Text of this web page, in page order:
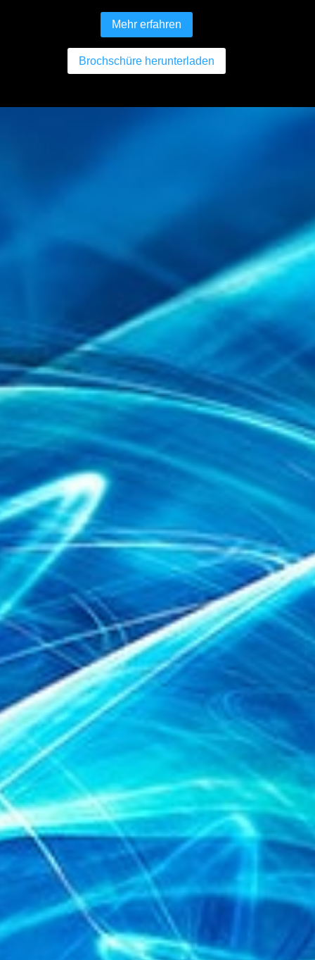
Mehr erfahren
Brochschüre herunterladen